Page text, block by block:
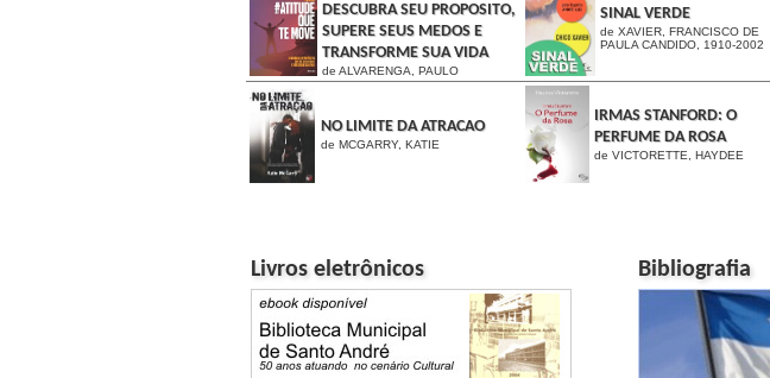
DESCUBRA SEU PROPOSITO,
SUPERE SEUS MEDOS E
TRANSFORME SUA VIDA
de ALVARENGA, PAULO
SINAL VERDE
de XAVIER, FRANCISCO DE
PAULA CANDIDO, 1910-2002
NO LIMITE DA ATRACAO
de MCGARRY, KATIE
IRMAS STANFORD: O
PERFUME DA ROSA
de VICTORETTE, HAYDEE
Livros eletrônicos Bibliografia